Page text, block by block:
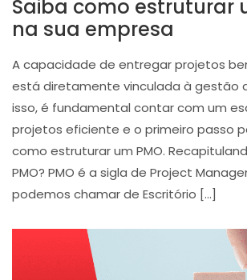
Saiba como estruturar
na sua empresa
A capacidade de entregar projetos
está diretamente vinculada à gestão
isso, é fundamental contar com um
projetos eficiente e o primeiro passo
como estruturar um PMO.
PMO? PMO é a sigla de Project
podemos chamar de Escritório […]